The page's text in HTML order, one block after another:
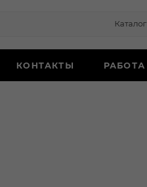
Каталог
КОНТАКТЫ РАБОТА